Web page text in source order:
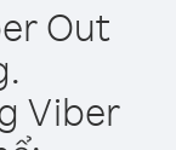
Out
Viber